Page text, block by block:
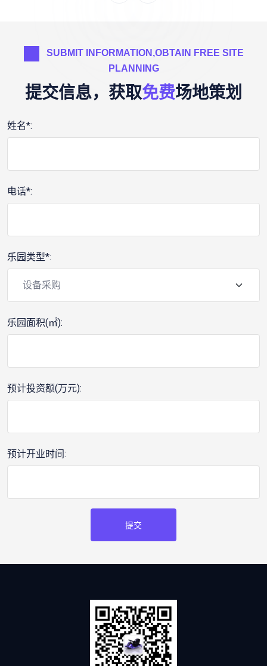
SUBMIT INFORMATION,OBTAIN FREE SITE
PLANNING
提交信息，获取免费场地策划
姓名*:
电话*:
乐园类型*:
乐园面积(㎡):
预计投资额(万元):
预计开业时间:
提交